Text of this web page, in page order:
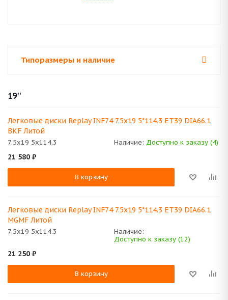
Типоразмеры и наличие
19''
Легковые диски Replay INF74 7.5x19 5*114.3 ET39 DIA66.1
BKF Литой
7.5x19 5x114.3 Наличие: Доступно к заказу (4)
21 580 ₽
В корзину
Легковые диски Replay INF74 7.5x19 5*114.3 ET39 DIA66.1
MGMF Литой
7.5x19 5x114.3
Наличие:
Доступно к заказу (12)
21 250 ₽
В корзину